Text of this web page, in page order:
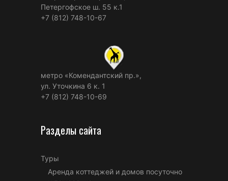
Петергофское ш. 55 к.1
+7 (812) 748-10-67
метро «Комендантский пр.»,
ул. Уточкина 6 к. 1
+7 (812) 748-10-69
Разделы сайта
Туры
Аренда коттеджей и домов посуточно